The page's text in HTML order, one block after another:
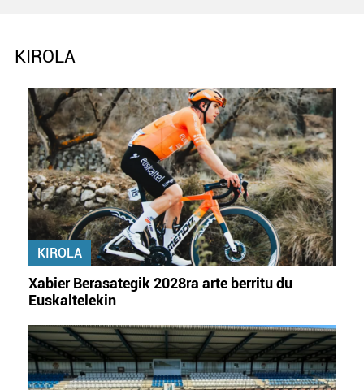
KIROLA
KIROLA
Xabier Berasategik 2028ra arte berritu du
Euskaltelekin